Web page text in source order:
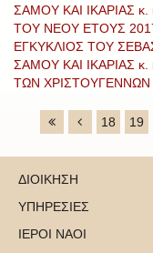
ΣΑΜΟΥ ΚΑΙ ΙΚΑΡΙΑΣ
ΤΟΥ ΝΕΟΥ ΕΤΟΥΣ
ΕΓΚΥΚΛΙΟΣ ΤΟΥ
ΣΑΜΟΥ ΚΑΙ ΙΚΑΡΙΑΣ
ΤΩΝ ΧΡΙΣΤΟΥΓΕΝΝΩΝ
18 19
ΔΙΟΙΚΗΣΗ
ΥΠΗΡΕΣΙΕΣ
ΙΕΡΟΙ ΝΑΟΙ